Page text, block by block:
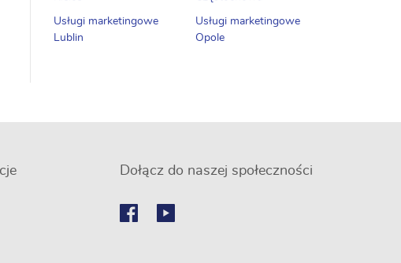
Usługi marketingowe
Lublin
Usługi marketingowe
Opole
Dołącz do naszej społeczności